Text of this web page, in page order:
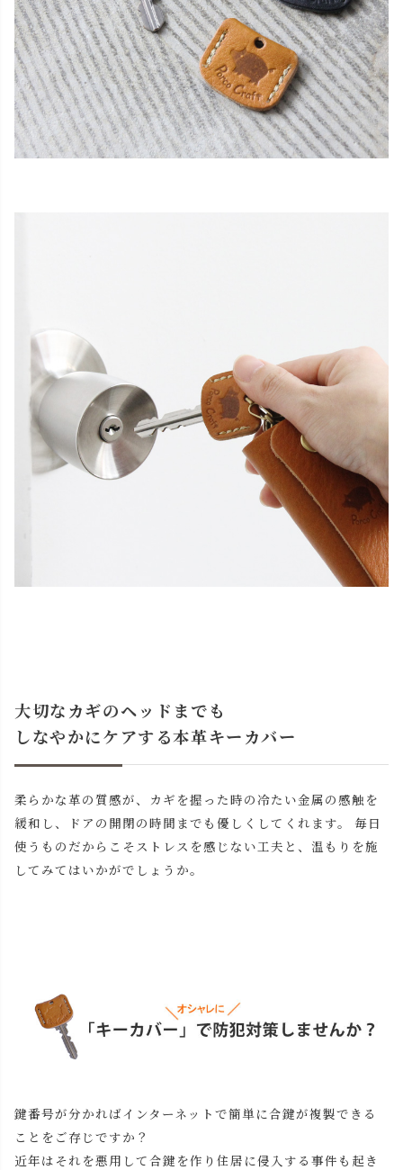
大切なカギのヘッドまでも
しなやかにケアする本革キーカバー
柔らかな革の質感が、カギを握った時の冷たい金属の感触を
緩和し、ドアの開閉の時間までも優しくしてくれます。 毎日
使うものだからこそストレスを感じない工夫と、温もりを施
してみてはいかがでしょうか。
鍵番号が分かればインターネットで簡単に合鍵が複製できる
ことをご存じですか？
近年はそれを悪用して合鍵を作り住居に侵入する事件も起き